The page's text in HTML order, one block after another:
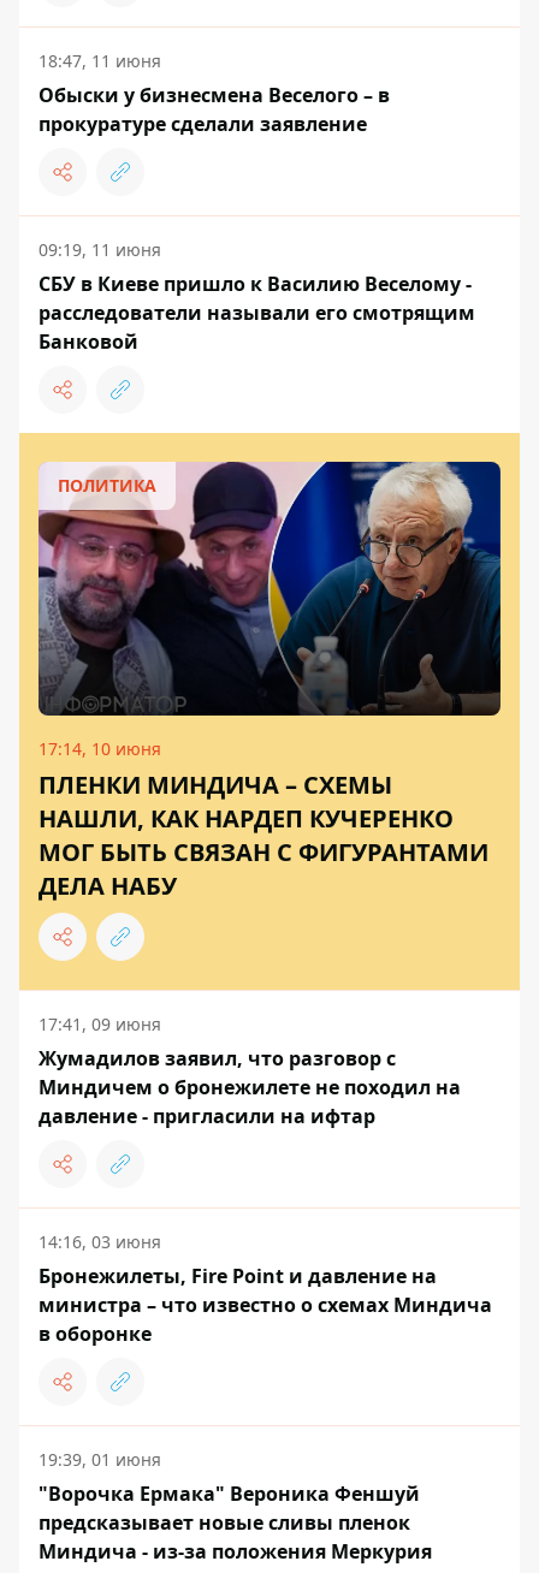
18:47, 11 июня
Обыски у бизнесмена Веселого – в
прокуратуре сделали заявление
09:19, 11 июня
СБУ в Киеве пришло к Василию Веселому -
расследователи называли его смотрящим
Банковой
ПОЛИТИКА
17:14, 10 июня
ПЛЕНКИ МИНДИЧА – СХЕМЫ
НАШЛИ, КАК НАРДЕП КУЧЕРЕНКО
МОГ БЫТЬ СВЯЗАН С ФИГУРАНТАМИ
ДЕЛА НАБУ
17:41, 09 июня
Жумадилов заявил, что разговор с
Миндичем о бронежилете не походил на
давление - пригласили на ифтар
14:16, 03 июня
Бронежилеты, Fire Point и давление на
министра – что известно о схемах Миндича
в оборонке
19:39, 01 июня
"Ворочка Ермака" Вероника Феншуй
предсказывает новые сливы пленок
Миндича - из-за положения Меркурия